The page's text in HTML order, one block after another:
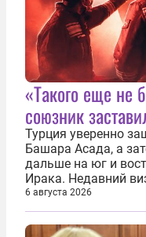
«Такого еще не
союзник
Турция уверенно
Башара Асада, а
дальше на юг и
Ирака. Недавний
Анкару, договоры
TPAO в разработке
«Дороги
6 августа 2026